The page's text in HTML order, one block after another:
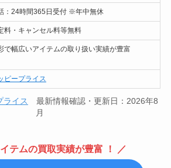
：24時間365日受付 ※年中無休
料・キャンセル料等無料
で幅広いアイテムの取り扱い実績が豊富
ピープライス
ライス
最新情報確認・更新日：2026年8
月
テムの買取実績が豊富 ！ ／